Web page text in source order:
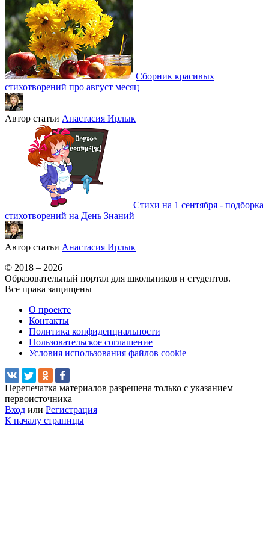
Сборник красивых
стихотворений про август месяц
Автор статьи Анастасия Ирлык
Стихи на 1 сентября - подборка
стихотворений на День Знаний
Автор статьи Анастасия Ирлык
© 2018 – 2026
Образовательный портал для школьников и студентов.
Все права защищены
О проекте
Контакты
Политика конфиденциальности
Пользовательское соглашение
Условия использования файлов cookie
Перепечатка материалов разрешена только с указанием
первоисточника
Вход или Регистрация
К началу страницы